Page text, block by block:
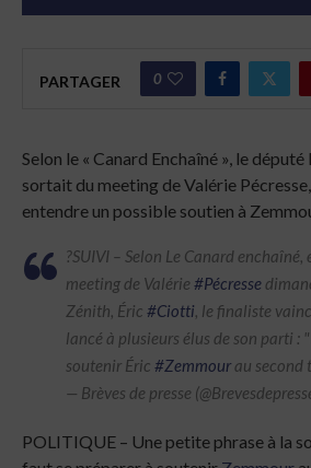
PARTAGER 0
Selon le « Canard Enchaîné », le député
sortait du meeting de Valérie
entendre un possible soutien à
?SUIVI – Selon Le Canard
meeting de Valérie #Pécresse
Zénith, Éric #Ciotti, le finaliste
lancé à plusieurs élus de son parti :
soutenir Éric #Zemmour au second
— Brèves de presse
POLITIQUE – Une petite phrase à la